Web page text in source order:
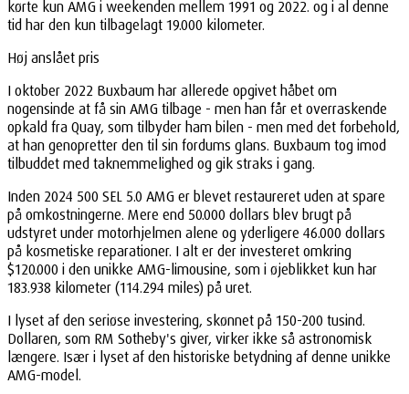
kørte kun AMG i weekenden mellem 1991 og 2022. og i al denne
tid har den kun tilbagelagt 19.000 kilometer.
Høj anslået pris
I oktober 2022 Buxbaum har allerede opgivet håbet om
nogensinde at få sin AMG tilbage - men han får et overraskende
opkald fra Quay, som tilbyder ham bilen - men med det forbehold,
at han genopretter den til sin fordums glans. Buxbaum tog imod
tilbuddet med taknemmelighed og gik straks i gang.
Inden 2024 500 SEL 5.0 AMG er blevet restaureret uden at spare
på omkostningerne. Mere end 50.000 dollars blev brugt på
udstyret under motorhjelmen alene og yderligere 46.000 dollars
på kosmetiske reparationer. I alt er der investeret omkring
$120.000 i den unikke AMG-limousine, som i øjeblikket kun har
183.938 kilometer (114.294 miles) på uret.
I lyset af den seriøse investering, skønnet på 150-200 tusind.
Dollaren, som RM Sotheby's giver, virker ikke så astronomisk
længere. Især i lyset af den historiske betydning af denne unikke
AMG-model.